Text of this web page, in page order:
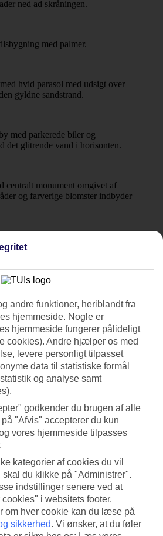
andre funktioner, heriblandt fra
hjemmeside. Nogle er
hjemmeside fungerer pålideligt
cookies). Andre hjælper os med
levere personligt tilpasset
data til statistiske formål
og analyse samt
godkender du brugen af alle
"Afvis" accepterer du kun
vores hjemmeside tilpasses
kategorier af cookies du vil
du klikke på "Administrer".
indstillinger senere ved at
i websitets footer.
om hver cookie kan du læse på
sikkerhed. Vi ønsker, at du føler